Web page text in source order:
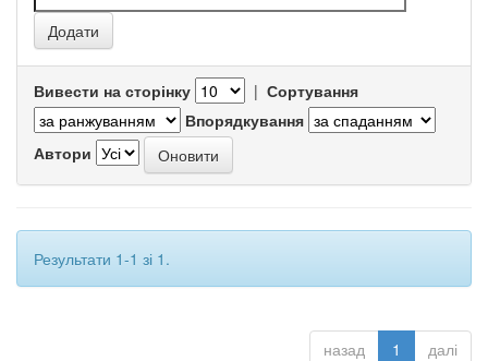
Вивести на сторінку | Сортування
Впорядкування
Автори
Результати 1-1 зі 1.
назад 1 далі